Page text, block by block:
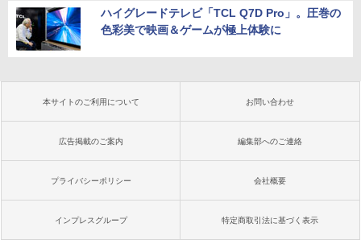
ハイグレードテレビ「TCL Q7D Pro」。圧巻の
色彩美で映画＆ゲームが極上体験に
本サイトのご利用について お問い合わせ
広告掲載のご案内 編集部へのご連絡
プライバシーポリシー 会社概要
インプレスグループ 特定商取引法に基づく表示